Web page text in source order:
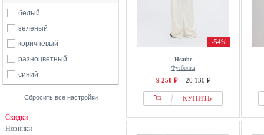
белый
зеленый
коричневый
разноцветный
синий
Сбросить все настройки
Скидки
Новинки
-54%
Heathe
Футболка
9 250 ₽ 20 130 ₽
КУПИТЬ